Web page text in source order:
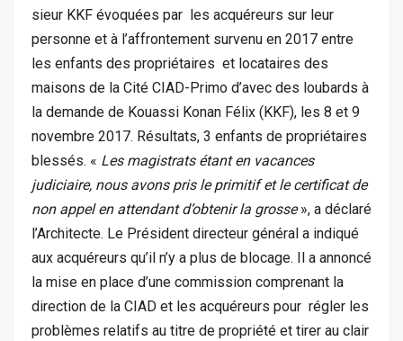
sieur KKF évoquées par les acquéreurs sur leur
personne et à l’affrontement survenu en 2017 entre
les enfants des propriétaires et locataires des
maisons de la Cité CIAD-Primo d’avec des loubards à
la demande de Kouassi Konan Félix (KKF), les 8 et 9
novembre 2017. Résultats, 3 enfants de propriétaires
blessés. « Les magistrats étant en vacances
judiciaire, nous avons pris le primitif et le certificat de
non appel en attendant d’obtenir la grosse», a déclaré
l’Architecte. Le Président directeur général a indiqué
aux acquéreurs qu’il n’y a plus de blocage. Il a annoncé
la mise en place d’une commission comprenant la
direction de la CIAD et les acquéreurs pour régler les
problèmes relatifs au titre de propriété et tirer au clair